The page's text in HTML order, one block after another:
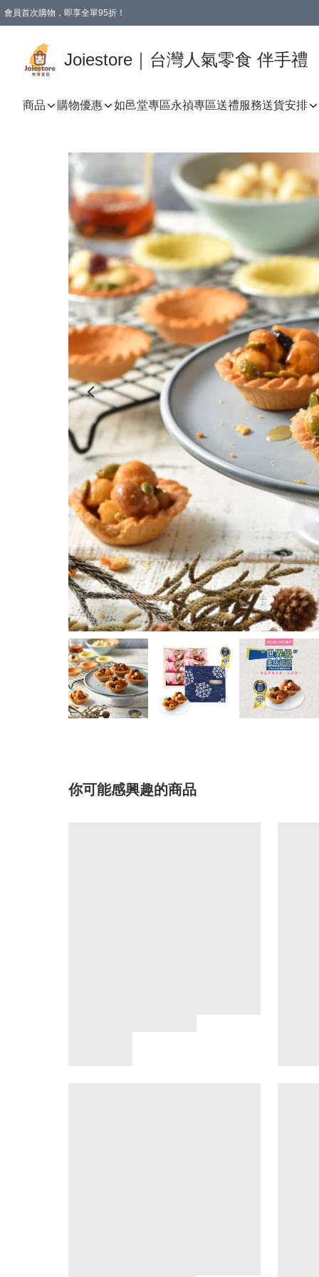
會員首次購物，即享全單95折！
Joiestore｜台灣人氣零食 伴手禮
商品 購物優惠 如邑堂專區永禎專區送禮服務送貨安排
你可能感興趣的商品